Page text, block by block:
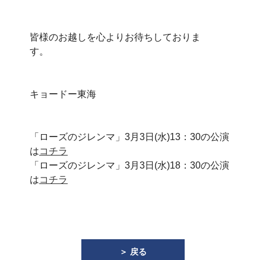
皆様のお越しを心よりお待ちしておりま
す。
キョードー東海
「ローズのジレンマ」3月3日(水)13：30の公演
はコチラ
「ローズのジレンマ」3月3日(水)18：30の公演
はコチラ
＞ 戻る